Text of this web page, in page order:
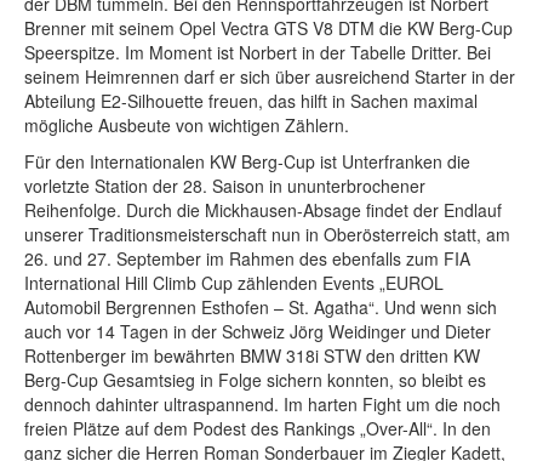
Brenner mit seinem Opel Vectra GTS V8 DTM die KW Berg-Cup
Speerspitze. Im Moment ist Norbert in der Tabelle Dritter. Bei
seinem Heimrennen darf er sich über ausreichend Starter in der
Abteilung E2-Silhouette freuen, das hilft in Sachen maximal
mögliche Ausbeute von wichtigen Zählern.
Für den Internationalen KW Berg-Cup ist Unterfranken die
vorletzte Station der 28. Saison in ununterbrochener
Reihenfolge. Durch die Mickhausen-Absage findet der Endlauf
unserer Traditionsmeisterschaft nun in Oberösterreich statt, am
26. und 27. September im Rahmen des ebenfalls zum FIA
International Hill Climb Cup zählenden Events „EUROL
Automobil Bergrennen Esthofen – St. Agatha“. Und wenn sich
auch vor 14 Tagen in der Schweiz Jörg Weidinger und Dieter
Rottenberger im bewährten BMW 318i STW den dritten KW
Berg-Cup Gesamtsieg in Folge sichern konnten, so bleibt es
dennoch dahinter ultraspannend. Im harten Fight um die noch
freien Plätze auf dem Podest des Rankings „Over-All“. In den
ganz sicher die Herren Roman Sonderbauer im Ziegler Kadett,